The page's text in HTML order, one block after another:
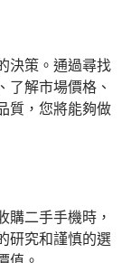
決策。通過尋找
了解市場價格、
質，您將能夠做
購二手手機時，
研究和謹慎的選
值。